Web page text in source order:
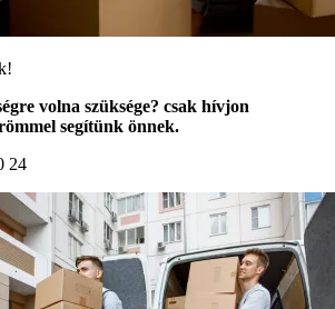
volna szüksége? csak hívjon
segítünk önnek.
24